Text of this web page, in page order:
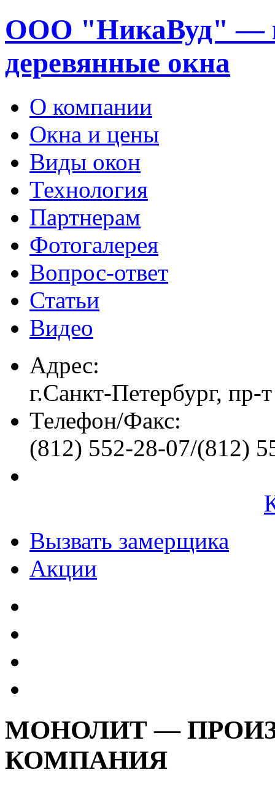
ООО "НикаВуд" —
деревянные окна
О компании
Окна и цены
Виды окон
Технология
Партнерам
Фотогалерея
Вопрос-ответ
Статьи
Видео
Адрес:
г.Санкт-Петербург, пр-
Телефон/Факс:
(812) 552-28-07/(812)
Вызвать замерщика
Акции
МОНОЛИТ —
КОМПАНИЯ